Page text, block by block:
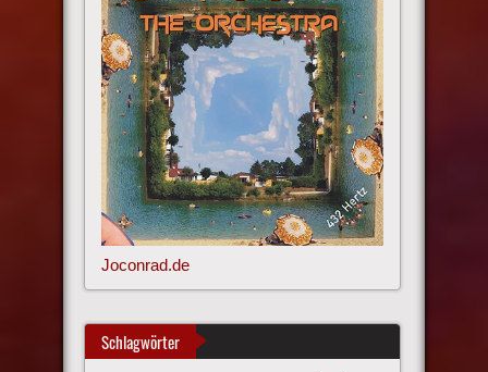
Joconrad.de
Schlagwörter